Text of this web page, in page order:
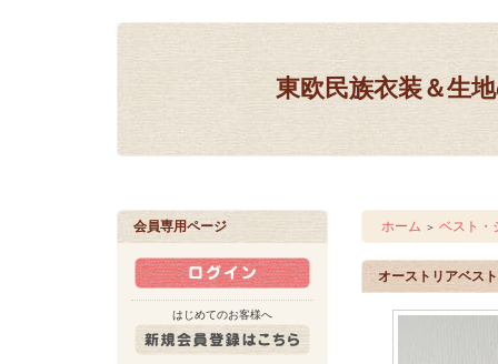
東欧民族衣装＆
会員専用ページ
はじめてのお客様へ
ホーム ＞ ベスト・
オーストリアベス